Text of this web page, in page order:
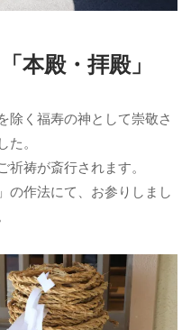
本殿・拝殿」
除く福寿の神として崇敬さ
た。
祷が斎行されます。
の作法にて、お参りしまし